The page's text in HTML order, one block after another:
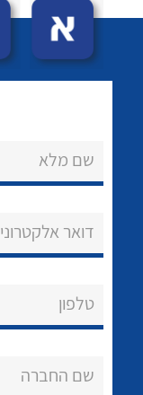
שם מלא
דואר אלקטרוני
טלפון
שם החברה